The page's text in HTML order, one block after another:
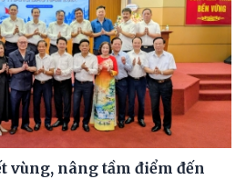
vùng, nâng tầm điểm đến